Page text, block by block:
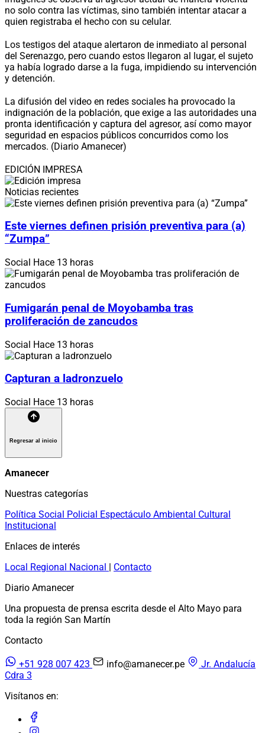
no solo contra las víctimas, sino también intentar atacar a
quien registraba el hecho con su celular.
Los testigos del ataque alertaron de inmediato al personal
del Serenazgo, pero cuando estos llegaron al lugar, el sujeto
ya había logrado darse a la fuga, impidiendo su intervención
y detención.
La difusión del video en redes sociales ha provocado la
indignación de la población, que exige a las autoridades una
pronta identificación y captura del agresor, así como mayor
seguridad en espacios públicos concurridos como los
mercados. (Diario Amanecer)
EDICIÓN IMPRESA
Noticias recientes
Este viernes definen prisión preventiva para (a)
“Zumpa”
Social Hace 13 horas
Fumigarán penal de Moyobamba tras
proliferación de zancudos
Social Hace 13 horas
Capturan a ladronzuelo
Social Hace 13 horas
Regresar al inicio
Amanecer
Nuestras categorías
Política Social Policial Espectáculo Ambiental Cultural
Institucional
Enlaces de interés
Local Regional Nacional | Contacto
Diario Amanecer
Una propuesta de prensa escrita desde el Alto Mayo para
toda la región San Martín
Contacto
+51 928 007 423 info@amanecer.pe
Jr. Andalucía
Cdra 3
Visítanos en: